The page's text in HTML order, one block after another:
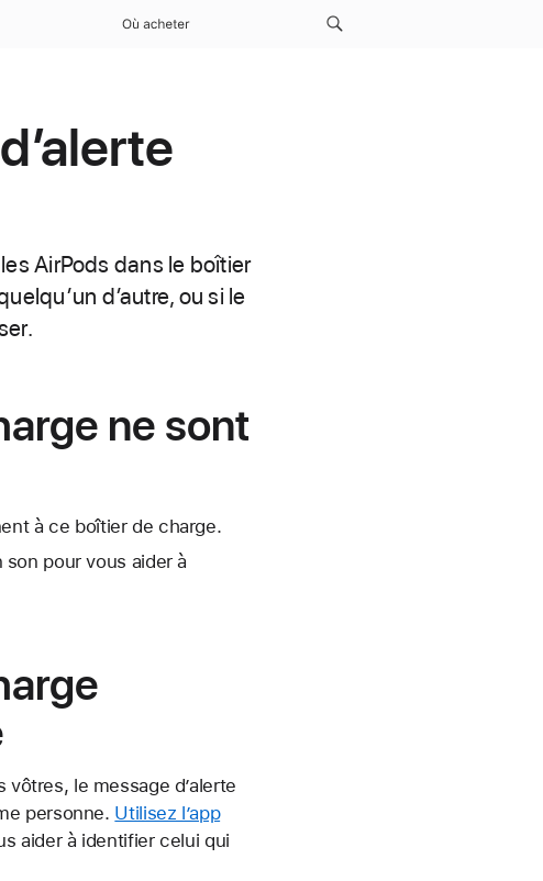
Où acheter
AirPods dans le boîtier
d’autre, ou si le
ne sont
à ce boîtier de charge.
pour vous aider à
vôtres, le message d’alerte
personne. Utilisez l’app
aider à identifier celui qui